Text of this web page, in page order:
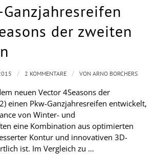
der zweiten
neuen Vector 4Seasons der
einen Pkw-Ganzjahresreifen entwickelt,
von Winter- und
eine Kombination aus optimierten
Kontur und innovativen 3D-
ist. Im Vergleich zu …
/ 2 KOMMENTARE / VONARNO BORCHERS